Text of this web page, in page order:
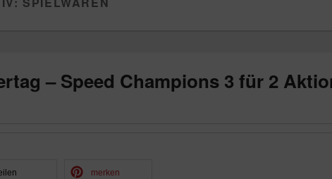
– Speed Champions 3 für 2
merken